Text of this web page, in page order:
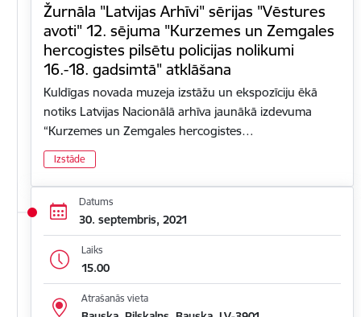
Žurnāla "Latvijas Arhīvi" sērijas "Vēstures
avoti" 12. sējuma "Kurzemes un Zemgales
hercogistes pilsētu policijas nolikumi
16.-18. gadsimtā" atklāšana
Kuldīgas novada muzeja izstāžu un ekspozīciju ēkā
notiks Latvijas Nacionālā arhīva jaunākā izdevuma
“Kurzemes un Zemgales hercogistes…
Izstāde
Datums
30. septembris, 2021
Laiks
15.00
Atrašanās vieta